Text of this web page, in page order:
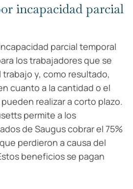
incapacidad parcial
parcial temporal
los trabajadores que se
y, como resultado,
cuanto a la cantidad o el
realizar a corto plazo.
permite a los
de Saugus cobrar el 75%
perdieron a causa del
beneficios se pagan